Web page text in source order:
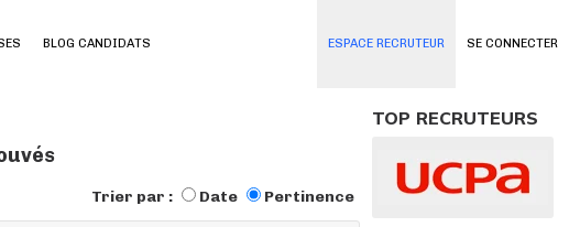
SE CONNECTER
BLOG CANDIDATS ESPACE RECRUTEUR
Trier par : Date Pertinence
TOP RECRUTEURS